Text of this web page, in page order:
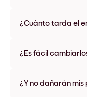
varios materiales y
¿Cuánto tarda el
disponibles en
¿Es fácil
ningún daño
¿Y no dañarán mis